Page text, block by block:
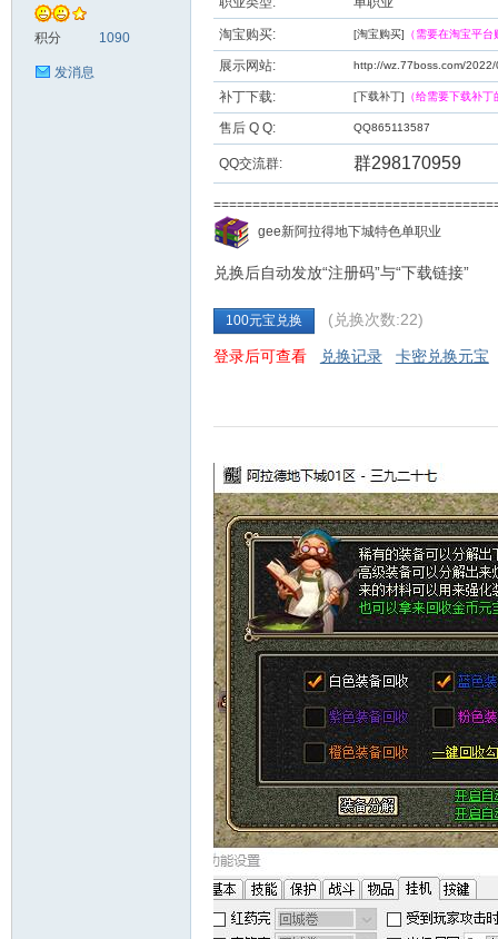
积分 1090
发消息
淘宝购买: [淘宝购买] （需要在淘宝平
展示网站: http://wz.77boss.com/
补丁下载: [下载补丁] （给需要下载补
售后 Q Q: QQ865113587
QQ交流群: 群298170959
gee新阿拉得地下城特色单职业
兑换后自动发放“注册码”与“下载链接”
100元宝兑换 (兑换次数:22)
登录后可查看 兑换记录 卡密兑换元宝